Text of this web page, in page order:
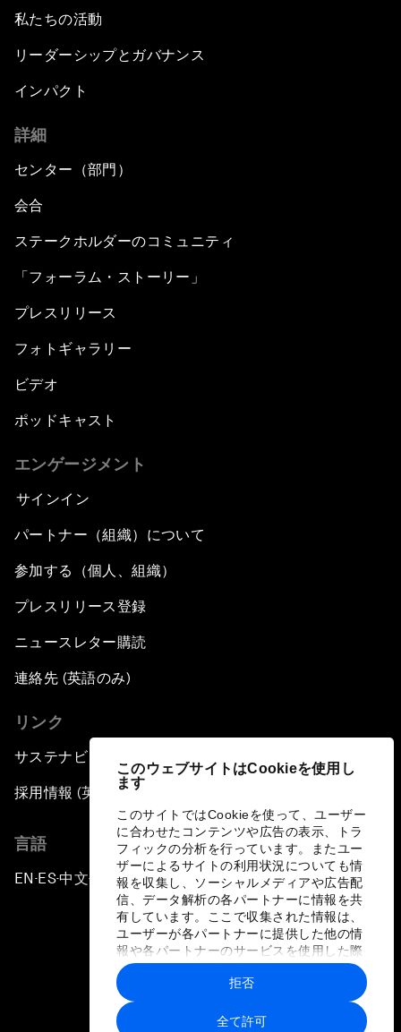
このウェブサイトはCookieを使用し
ます
このサイトではCookieを使って、ユーザー
に合わせたコンテンツや広告の表示、トラ
フィックの分析を行っています。またユー
ザーによるサイトの利用状況についても情
報を収集し、ソーシャルメディアや広告配
信、データ解析の各パートナーに情報を共
有しています。ここで収集された情報は、
ユーザーが各パートナーに提供した他の情
報や各パートナーのサービスを使用した際
に収集された情報と組み合わされ、各パー
トナーによって使用されることがありま
す。
全て許可
拒否
私たちの活動
リーダーシップとガバナンス
インパクト
詳細
センター（部門）
会合
ステークホルダーのコミュニティ
「フォーラム・ストーリー」
プレスリリース
フォトギャラリー
ビデオ
ポッドキャスト
エンゲージメント
サインイン
パートナー（組織）について
参加する（個人、組織）
プレスリリース登録
ニュースレター購読
連絡先 (英語のみ)
リンク
サステナビリティへの取り組み
採用情報 (英語のみ)
言語
EN ▪ES▪中文▪ 日本語
プライバシーポリシーと利用規約